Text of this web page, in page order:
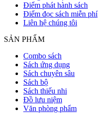
Điểm phát hành sách
Điểm đọc sách miễn phí
Liên hệ chúng tôi
SẢN PHẨM
Combo sách
Sách ứng dụng
Sách chuyên sâu
Sách bộ
Sách thiếu nhi
Đồ lưu niệm
Văn phòng phẩm